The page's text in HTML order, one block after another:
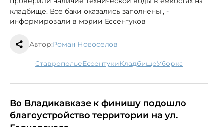
кладбище. Все баки оказались заполнены", -
информировали в мэрии Ессентуков
Автор:Роман Новоселов
Ставрополье Ессентуки кладбище уборка
Во Владикавказе к финишу подошло
благоустройство территории на ул.